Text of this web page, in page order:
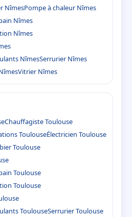
NîmesPompe à chaleur Nîmes
Nîmes
Nîmes
NîmesSerrurier Nîmes
Vitrier Nîmes
Chauffagiste Toulouse
ToulouseÉlectricien Toulouse
Toulouse
Toulouse
Toulouse
ToulouseSerrurier Toulouse